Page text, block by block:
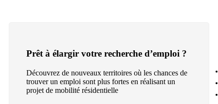
Prêt à élargir votre recherche d’emploi ?
Découvrez de nouveaux territoires où les chances de
trouver un emploi sont plus fortes en réalisant un
projet de mobilité résidentielle